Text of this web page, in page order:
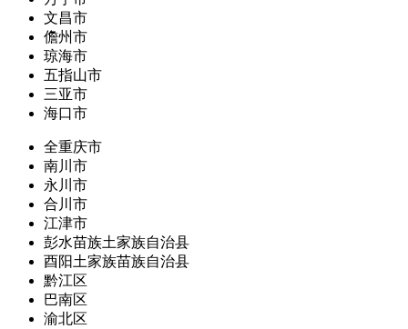
文昌市
儋州市
琼海市
五指山市
三亚市
海口市
全重庆市
南川市
永川市
合川市
江津市
彭水苗族土家族自治县
酉阳土家族苗族自治县
黔江区
巴南区
渝北区